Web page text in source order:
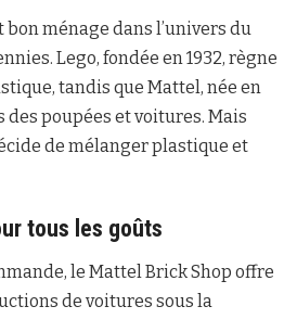
ménage dans l’univers du
Lego, fondée en 1932, règne
tandis que Mattel, née en
des poupées et voitures. Mais
de mélanger plastique et
tous les goûts
le Mattel Brick Shop offre
de voitures sous la